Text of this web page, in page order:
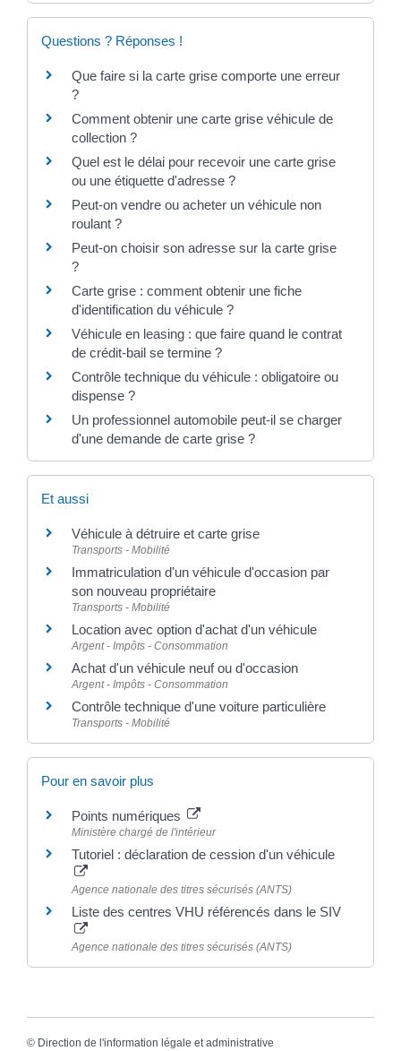
Questions ? Réponses !
Que faire si la carte grise comporte une erreur
?
Comment obtenir une carte grise véhicule de
collection ?
Quel est le délai pour recevoir une carte grise
ou une étiquette d'adresse ?
Peut-on vendre ou acheter un véhicule non
roulant ?
Peut-on choisir son adresse sur la carte grise
?
Carte grise : comment obtenir une fiche
d'identification du véhicule ?
Véhicule en leasing : que faire quand le contrat
de crédit-bail se termine ?
Contrôle technique du véhicule : obligatoire ou
dispense ?
Un professionnel automobile peut-il se charger
d'une demande de carte grise ?
Et aussi
Véhicule à détruire et carte grise
Transports - Mobilité
Immatriculation d'un véhicule d'occasion par
son nouveau propriétaire
Transports - Mobilité
Location avec option d'achat d'un véhicule
Argent - Impôts - Consommation
Achat d'un véhicule neuf ou d'occasion
Argent - Impôts - Consommation
Contrôle technique d'une voiture particulière
Transports - Mobilité
Pour en savoir plus
Points numériques
Ministère chargé de l'intérieur
Tutoriel : déclaration de cession d'un véhicule
Agence nationale des titres sécurisés (ANTS)
Liste des centres VHU référencés dans le SIV
Agence nationale des titres sécurisés (ANTS)
© Direction de l'information légale et administrative